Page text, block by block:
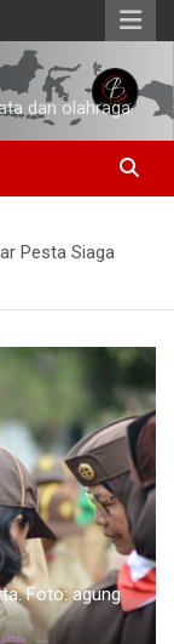
dan olahraga
Pesta Siaga
Foto: agung